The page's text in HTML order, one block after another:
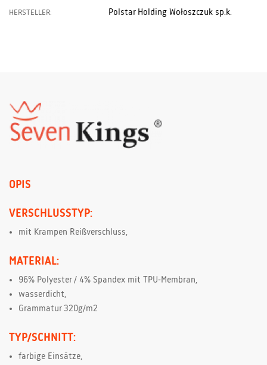
HERSTELLER: Polstar Holding Wołoszczuk sp.k.
OPIS
VERSCHLUSSTYP:
mit Krampen Reißverschluss,
MATERIAL:
96% Polyester / 4% Spandex mit TPU-Membran,
wasserdicht,
Grammatur 320g/m2
TYP/SCHNITT:
farbige Einsätze,